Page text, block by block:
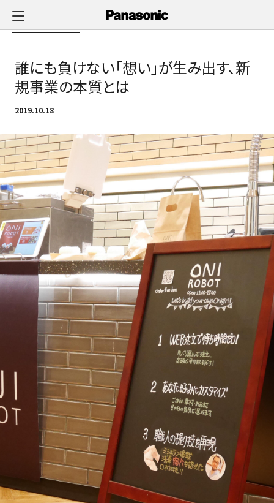
ス
キ
ッ
プ
誰にも負けない「想い」が生み出す、新
規事業の本質とは
2019.10.18